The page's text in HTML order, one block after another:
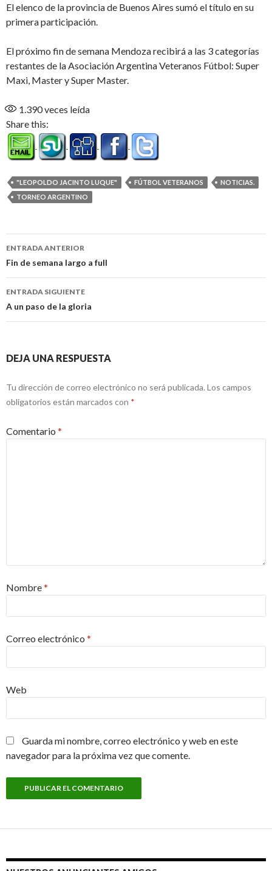
El elenco de la provincia de Buenos Aires sumó el título en su
primera participación.
El próximo fin de semana Mendoza recibirá a las 3 categorías
restantes de la Asociación Argentina Veteranos Fútbol: Super
Maxi, Master y Super Master.
1.390veces leída
Share this:
"LEOPOLDO JACINTO LUQUE" FÚTBOL VETERANOS
NOTICIAS.
TORNEO ARGENTINO
Navegación
de
entradas
ENTRADA ANTERIOR
Fin de semana largo a full
ENTRADA SIGUIENTE
A un paso de la gloria
DEJA UNA RESPUESTA
Tu dirección de correo electrónico no será publicada. Los campos
obligatorios están marcados con *
Comentario *
Nombre*
Correo electrónico *
Web
Guarda mi nombre, correo electrónico y web en este
navegador para la próxima vez que comente.